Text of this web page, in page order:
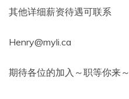
其他详细薪资待遇可联系
Henry@myli.ca
期待各位的加入～职等你来～